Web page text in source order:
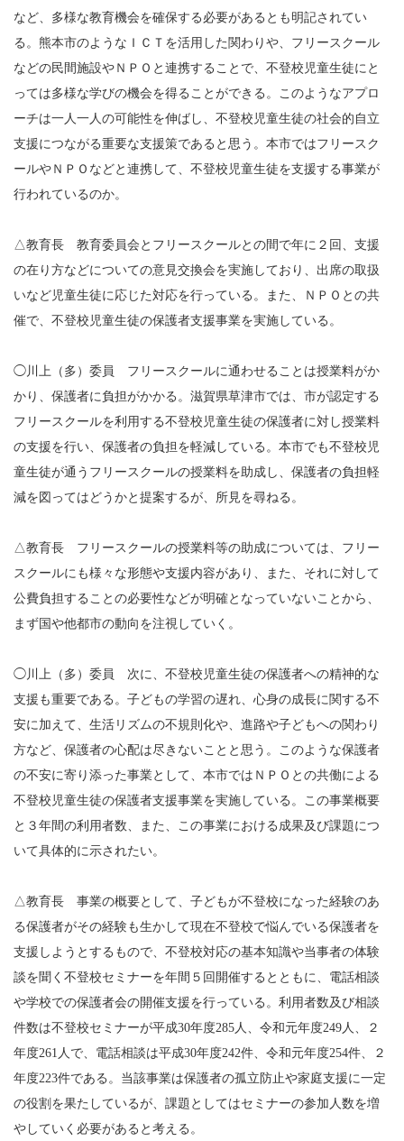
など、多様な教育機会を確保する必要があるとも明記されてい
る。熊本市のようなＩＣＴを活用した関わりや、フリースクール
などの民間施設やＮＰＯと連携することで、不登校児童生徒にと
っては多様な学びの機会を得ることができる。このようなアプロ
ーチは一人一人の可能性を伸ばし、不登校児童生徒の社会的自立
支援につながる重要な支援策であると思う。本市ではフリースク
ールやＮＰＯなどと連携して、不登校児童生徒を支援する事業が
行われているのか。
△教育長 教育委員会とフリースクールとの間で年に２回、支援
の在り方などについての意見交換会を実施しており、出席の取扱
いなど児童生徒に応じた対応を行っている。また、ＮＰＯとの共
催で、不登校児童生徒の保護者支援事業を実施している。
◯川上（多）委員 フリースクールに通わせることは授業料がか
かり、保護者に負担がかかる。滋賀県草津市では、市が認定する
フリースクールを利用する不登校児童生徒の保護者に対し授業料
の支援を行い、保護者の負担を軽減している。本市でも不登校児
童生徒が通うフリースクールの授業料を助成し、保護者の負担軽
減を図ってはどうかと提案するが、所見を尋ねる。
△教育長 フリースクールの授業料等の助成については、フリー
スクールにも様々な形態や支援内容があり、また、それに対して
公費負担することの必要性などが明確となっていないことから、
まず国や他都市の動向を注視していく。
◯川上（多）委員 次に、不登校児童生徒の保護者への精神的な
支援も重要である。子どもの学習の遅れ、心身の成長に関する不
安に加えて、生活リズムの不規則化や、進路や子どもへの関わり
方など、保護者の心配は尽きないことと思う。このような保護者
の不安に寄り添った事業として、本市ではＮＰＯとの共働による
不登校児童生徒の保護者支援事業を実施している。この事業概要
と３年間の利用者数、また、この事業における成果及び課題につ
いて具体的に示されたい。
△教育長 事業の概要として、子どもが不登校になった経験のあ
る保護者がその経験も生かして現在不登校で悩んでいる保護者を
支援しようとするもので、不登校対応の基本知識や当事者の体験
談を聞く不登校セミナーを年間５回開催するとともに、電話相談
や学校での保護者会の開催支援を行っている。利用者数及び相談
件数は不登校セミナーが平成30年度285人、令和元年度249人、２
年度261人で、電話相談は平成30年度242件、令和元年度254件、２
年度223件である。当該事業は保護者の孤立防止や家庭支援に一定
の役割を果たしているが、課題としてはセミナーの参加人数を増
やしていく必要があると考える。